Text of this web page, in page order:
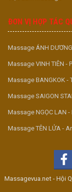
ĐƠN VỊ HỢP TÁC
Massage ÁNH
Massage VINH TIÊN -
Massage BANGKOK -
Massage SAIGON
Massage NGỌC LAN -
Massage TÊN LỬA -
Massagevua.net - Hội